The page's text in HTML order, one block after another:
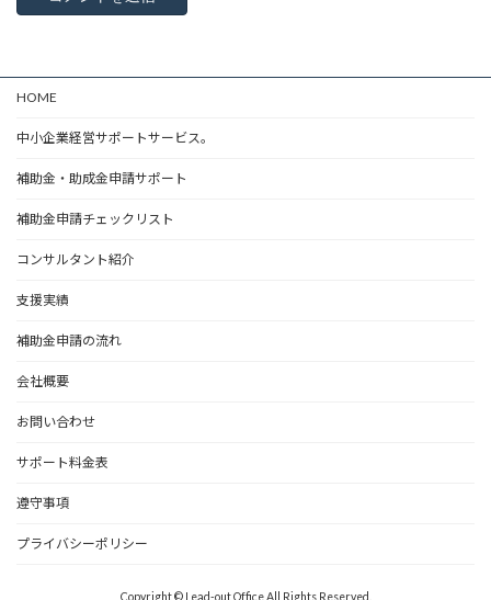
HOME
中小企業経営サポートサービス。
補助金・助成金申請サポート
補助金申請チェックリスト
コンサルタント紹介
支援実績
補助金申請の流れ
会社概要
お問い合わせ
サポート料金表
遵守事項
プライバシーポリシー
Copyright © Lead-out Office All Rights Reserved.